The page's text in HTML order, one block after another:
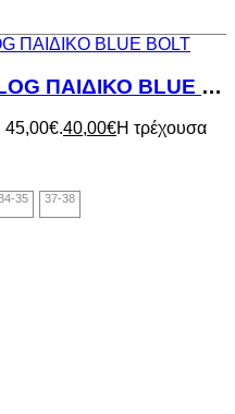
CROCS CLASSIC CLOG ΠΑΙΔΙΚΟ BLUE BOLT
45,00€.40,00€Η τρέχουσα
35 37-38